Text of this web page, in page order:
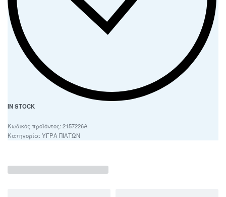
IN STOCK
2157226Α
Κατηγορία: ΥΓΡΑ ΠΙΑΤΩΝ